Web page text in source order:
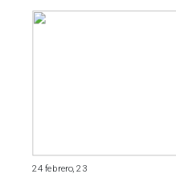
24 febrero, 23